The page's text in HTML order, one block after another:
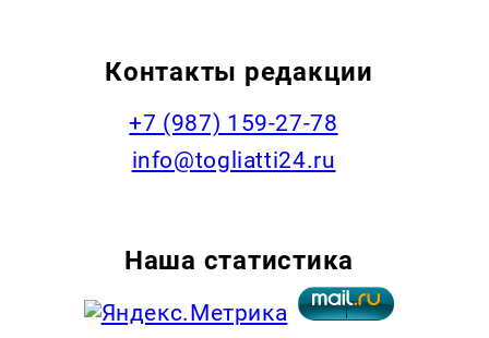
Контакты редакции
+7 (987) 159-27-78
info@togliatti24.ru
Наша статистика